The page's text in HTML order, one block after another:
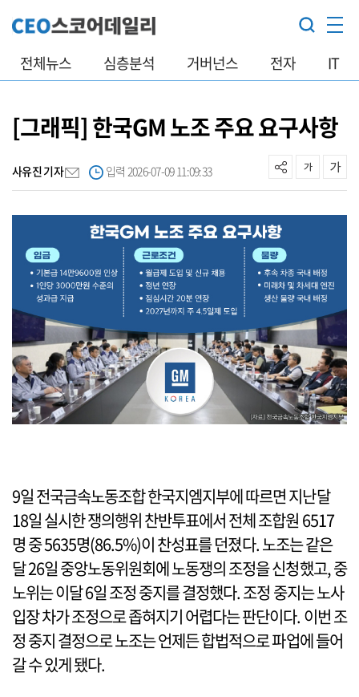
전체뉴스 심층분석 거버넌스 전자 IT
[그래픽] 한국GM 노조 주요 요구사항
사유진 기자 입력 2026-07-09 11:09:33
9일 전국금속노동조합 한국지엠지부에 따르면 지난달
18일 실시한 쟁의행위 찬반투표에서 전체 조합원 6517
명 중 5635명(86.5%)이 찬성표를 던졌다. 노조는 같은
달 26일 중앙노동위원회에 노동쟁의 조정을 신청했고, 중
노위는 이달 6일 조정 중지를 결정했다. 조정 중지는 노사
입장 차가 조정으로 좁혀지기 어렵다는 판단이다. 이번 조
정 중지 결정으로 노조는 언제든 합법적으로 파업에 들어
갈 수 있게 됐다.